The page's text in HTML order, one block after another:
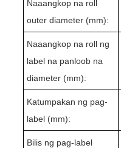
Naaangkop na roll
outer diameter (mm):
Naaangkop na roll ng
label na panloob na
diameter (mm):
Katumpakan ng pag-
label (mm):
Bilis ng pag-label